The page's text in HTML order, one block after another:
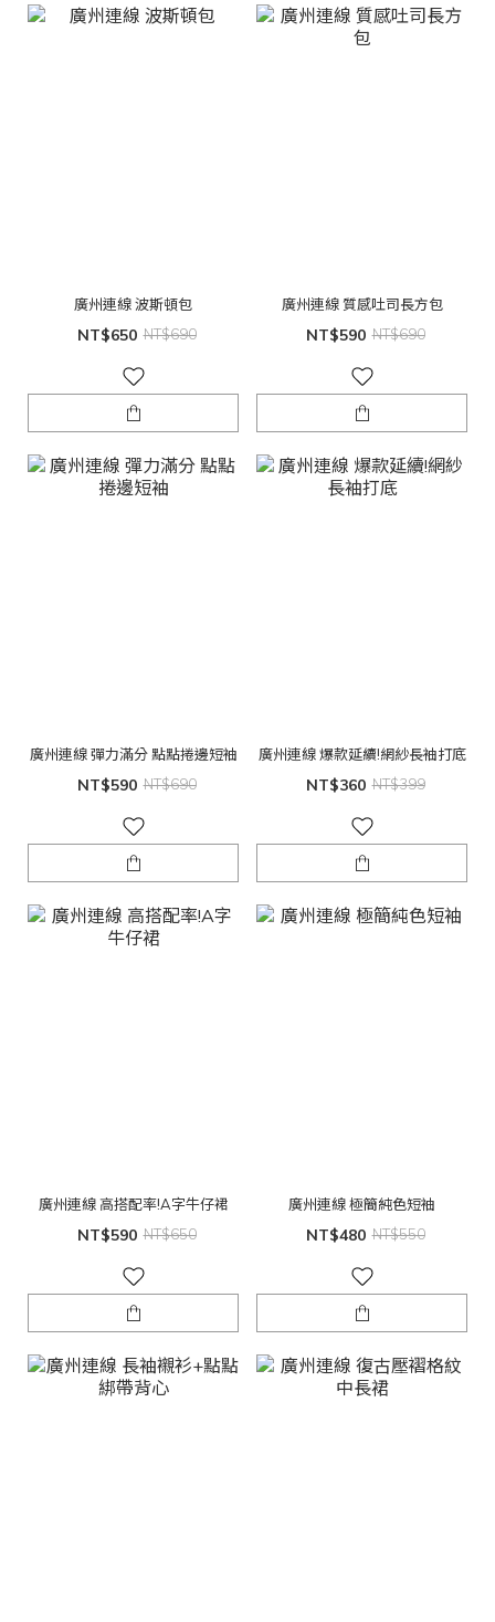
廣州連線 波斯頓包
NT$650 NT$690
廣州連線 質感吐司長方包
NT$590 NT$690
廣州連線 彈力滿分 點點捲邊短袖
NT$590 NT$690
廣州連線 爆款延續!網紗長袖打底
NT$360 NT$399
廣州連線 高搭配率!A字牛仔裙
NT$590 NT$650
廣州連線 極簡純色短袖
NT$480 NT$550